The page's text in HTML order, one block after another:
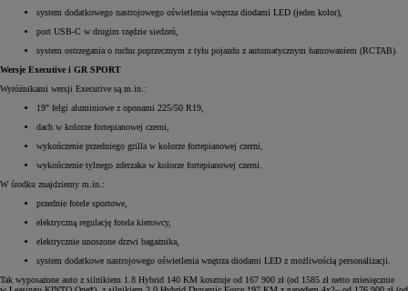
system dodatkowego nastrojowego oświetlenia wnętrza diodami LED (jeden kolor),
port USB-C w drugim rzędzie siedzeń,
system ostrzegania o ruchu poprzecznym z tyłu pojazdu z automatycznym hamowaniem (RCTAB).
Wersje Executive i GR SPORT
Wyróżnikami wersji Executive są m.in.:
19" felgi aluminiowe z oponami 225/50 R19,
dach w kolorze fortepianowej czerni,
wykończenie przedniego grilla w kolorze fortepianowej czerni,
wykończenie tylnego zderzaka w kolorze fortepianowej czerni.
W środku znajdziemy m.in.:
przednie fotele sportowe,
elektryczną regulację fotela kierowcy,
elektrycznie unoszone drzwi bagażnika,
system dodatkowe nastrojowego oświetlenia wnętrza diodami LED z możliwością personalizacji.
Tak wyposażone auto z silnikiem 1.8 Hybrid 140 KM kosztuje od 167 900 zł (od 1585 zł netto miesięcznie